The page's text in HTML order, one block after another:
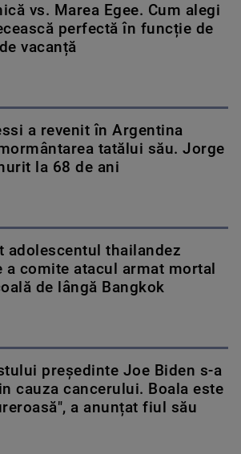
vs. Marea Egee. Cum alegi
perfectă în funcție de
vacanță
a revenit în Argentina
tatălui său. Jorge
la 68 de ani
adolescentul thailandez
a comite atacul armat mortal
de lângă Bangkok
președinte Joe Biden s-a
cauza cancerului. Boala este
a anunțat fiul său